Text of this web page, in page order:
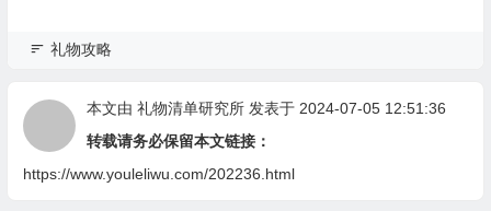
礼物攻略
本文由 礼物清单研究所发表于 2024-07-05 12:51:36
转载请务必保留本文链接：
https://www.youleliwu.com/202236.html